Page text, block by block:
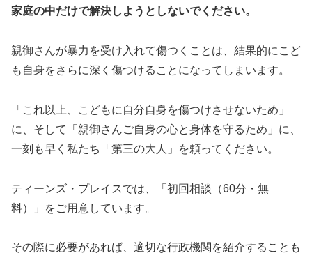
家庭の中だけで解決しようとしないでください。
親御さんが暴力を受け入れて傷つくことは、結果的にこど
も自身をさらに深く傷つけることになってしまいます。
「これ以上、こどもに自分自身を傷つけさせないため」
に、そして「親御さんご自身の心と身体を守るため」に、
一刻も早く私たち「第三の大人」を頼ってください。
ティーンズ・プレイスでは、「初回相談（60分・無
料）」をご用意しています。
その際に必要があれば、適切な行政機関を紹介することも